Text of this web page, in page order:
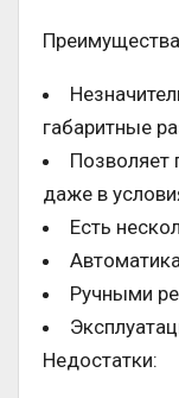
габаритные
Позволяет
даже в
Есть
Ручными
Недостатки: